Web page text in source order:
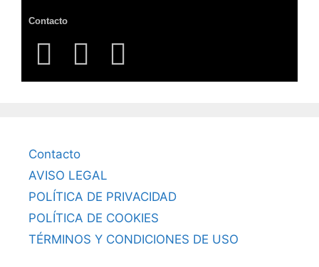
Contacto
Contacto
AVISO LEGAL
POLÍTICA DE PRIVACIDAD
POLÍTICA DE COOKIES
TÉRMINOS Y CONDICIONES DE USO